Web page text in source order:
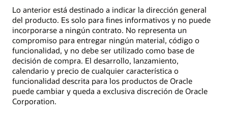
Lo anterior está destinado a indicar la dirección general
del producto. Es solo para fines informativos y no puede
incorporarse a ningún contrato. No representa un
compromiso para entregar ningún material, código o
funcionalidad, y no debe ser utilizado como base de
decisión de compra. El desarrollo, lanzamiento,
calendario y precio de cualquier característica o
funcionalidad descrita para los productos de Oracle
puede cambiar y queda a exclusiva discreción de Oracle
Corporation.